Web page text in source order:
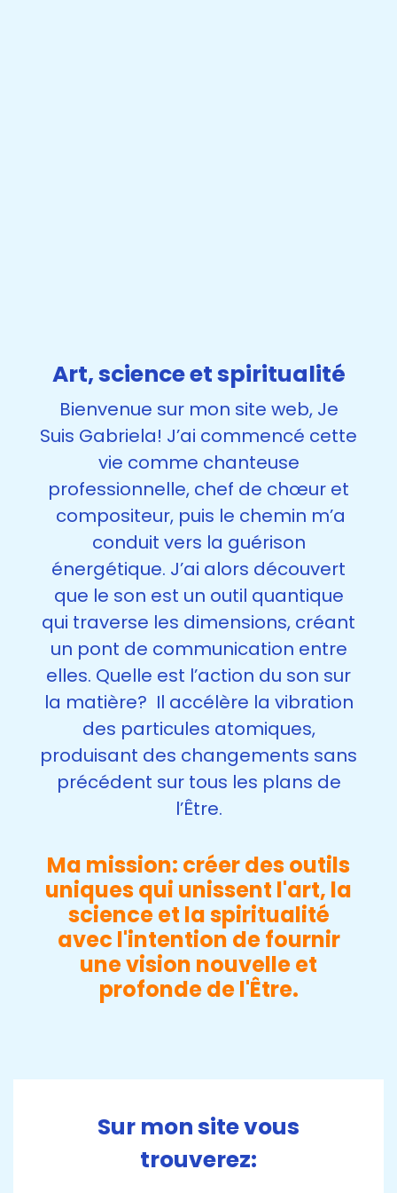
Art, science et spiritualité
Bienvenue sur mon site web, Je
Suis Gabriela! J’ai commencé cette
vie comme chanteuse
professionnelle, chef de chœur et
compositeur, puis le chemin m’a
conduit vers la guérison
énergétique. J’ai alors découvert
que le son est un outil quantique
qui traverse les dimensions, créant
un pont de communication entre
elles. Quelle est l’action du son sur
la matière? Il accélère la vibration
des particules atomiques,
produisant des changements sans
précédent sur tous les plans de
l’Être.
Ma mission: créer des outils
uniques qui unissent l'art, la
science et la spiritualité
avec l'intention de fournir
une vision nouvelle et
profonde de l'Être.
Sur mon site vous
trouverez: